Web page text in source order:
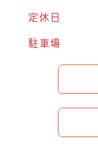
定休日
駐車場